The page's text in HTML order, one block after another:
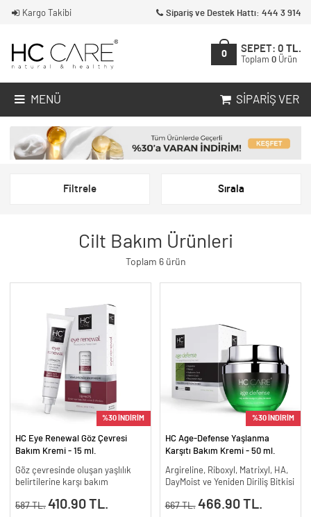
Kargo Takibi Sipariş ve Destek Hattı: 444 3 914
0
SEPET: 0 TL.
Toplam 0 Ürün
MENÜ SIPARIŞ VER
Filtrele Sırala
Cilt Bakım Ürünleri
Toplam 6 ürün
%30 İNDİRİM
HC Eye Renewal Göz Çevresi
Bakım Kremi - 15 ml.
Göz çevresinde oluşan yaşlılık
belirtilerine karşı bakım
587 TL. 410.90 TL.
%30 İNDİRİM
HC Age-Defense Yaşlanma
Karşıtı Bakım Kremi - 50 ml.
Argireline, Riboxyl, Matrixyl, HA,
DayMoist ve Yeniden Diriliş Bitkisi
667 TL. 466.90 TL.